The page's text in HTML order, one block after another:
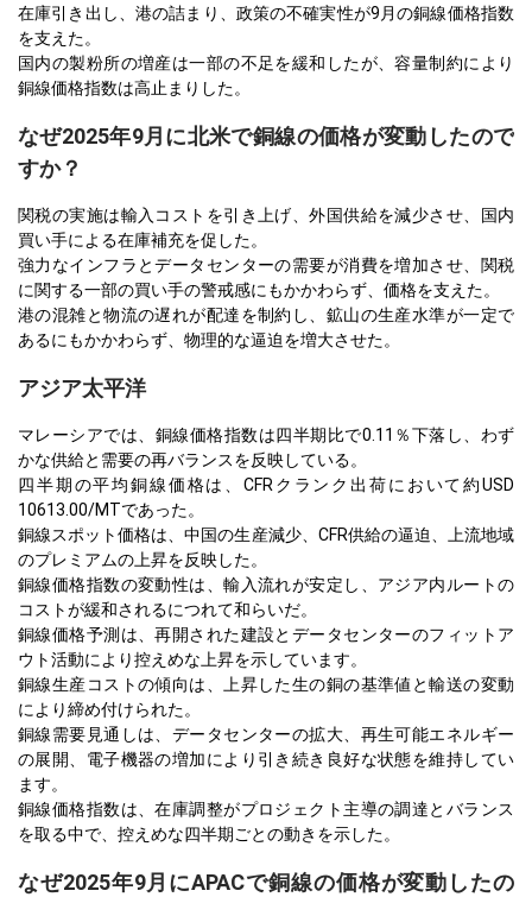
在庫引き出し、港の詰まり、政策の不確実性が9月の銅線価格指数
を支えた。
国内の製粉所の増産は一部の不足を緩和したが、容量制約により
銅線価格指数は高止まりした。
なぜ2025年9月に北米で銅線の価格が変動したので
すか？
関税の実施は輸入コストを引き上げ、外国供給を減少させ、国内
買い手による在庫補充を促した。
強力なインフラとデータセンターの需要が消費を増加させ、関税
に関する一部の買い手の警戒感にもかかわらず、価格を支えた。
港の混雑と物流の遅れが配達を制約し、鉱山の生産水準が一定で
あるにもかかわらず、物理的な逼迫を増大させた。
アジア太平洋
マレーシアでは、銅線価格指数は四半期比で0.11％下落し、わず
かな供給と需要の再バランスを反映している。
四半期の平均銅線価格は、CFRクランク出荷において約USD
10613.00/MTであった。
銅線スポット価格は、中国の生産減少、CFR供給の逼迫、上流地域
のプレミアムの上昇を反映した。
銅線価格指数の変動性は、輸入流れが安定し、アジア内ルートの
コストが緩和されるにつれて和らいだ。
銅線価格予測は、再開された建設とデータセンターのフィットア
ウト活動により控えめな上昇を示しています。
銅線生産コストの傾向は、上昇した生の銅の基準値と輸送の変動
により締め付けられた。
銅線需要見通しは、データセンターの拡大、再生可能エネルギー
の展開、電子機器の増加により引き続き良好な状態を維持してい
ます。
銅線価格指数は、在庫調整がプロジェクト主導の調達とバランス
を取る中で、控えめな四半期ごとの動きを示した。
なぜ2025年9月にAPACで銅線の価格が変動したの